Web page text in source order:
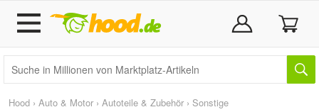
Hood › Auto & Motor › Autoteile & Zubehör › Sonstige